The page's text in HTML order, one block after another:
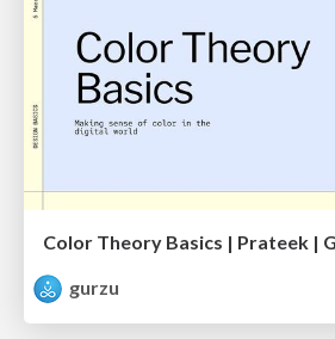
Color Theory Basics | Prateek |
gurzu